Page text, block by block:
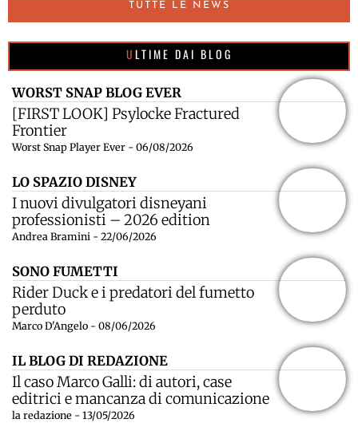
TUTTE LE NEWS
ULTIME DAI BLOG
WORST SNAP BLOG EVER
[FIRST LOOK] Psylocke Fractured
Frontier
Worst Snap Player Ever - 06/08/2026
LO SPAZIO DISNEY
I nuovi divulgatori disneyani
professionisti – 2026 edition
Andrea Bramini - 22/06/2026
SONO FUMETTI
Rider Duck e i predatori del fumetto
perduto
Marco D'Angelo - 08/06/2026
IL BLOG DI REDAZIONE
Il caso Marco Galli: di autori, case
editrici e mancanza di comunicazione
la redazione - 13/05/2026